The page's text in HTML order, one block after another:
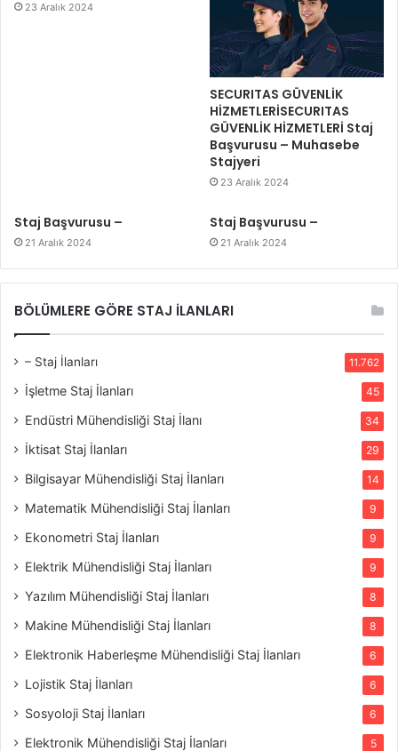
23 Aralık 2024
SECURITAS GÜVENLİK
HİZMETLERİSECURITAS
GÜVENLİK HİZMETLERİ Staj
Başvurusu – Muhasebe
Stajyeri
23 Aralık 2024
Staj Başvurusu –
21 Aralık 2024
Staj Başvurusu –
21 Aralık 2024
BÖLÜMLERE GÖRE STAJ İLANLARI
– Staj İlanları 11.762
İşletme Staj İlanları 45
Endüstri Mühendisliği Staj İlanı 34
İktisat Staj İlanları 29
Bilgisayar Mühendisliği Staj İlanları 14
Matematik Mühendisliği Staj İlanları 9
Ekonometri Staj İlanları 9
Elektrik Mühendisliği Staj İlanları 9
Yazılım Mühendisliği Staj İlanları 8
Makine Mühendisliği Staj İlanları 8
Elektronik Haberleşme Mühendisliği Staj İlanları 6
Lojistik Staj İlanları 6
Sosyoloji Staj İlanları 6
Elektronik Mühendisliği Staj İlanları 5